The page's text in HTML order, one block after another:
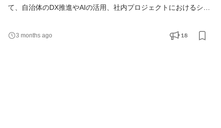
て、自治体のDX推進やAIの活用、社内プロジェクトにおけるシス
技術を習得し、段階的に実務へと携わっていきます。 具体的な業
務内容 ・自治体DX・業務システムの構築支援： 役場の業務効率
3 months ago 18